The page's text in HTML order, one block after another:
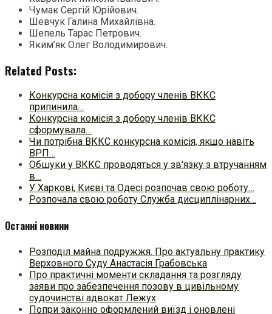
Чумак Сергій Юрійович.
Шевчук Галина Михайлівна.
Шепель Тарас Петрович.
Яким’як Олег Володимирович.
Related Posts:
Конкурсна комісія з добору членів ВККС
припинила…
Конкурсна комісія з добору членів ВККС
сформувала…
Чи потрібна ВККС конкурсна комісія, якщо навіть
ВРП…
Обшуки у ВККС проводяться у зв'язку з втручанням
в…
У Харкові, Києві та Одесі розпочав свою роботу…
Розпочала свою роботу Служба дисциплінарних…
Останні новини
Розподіл майна подружжя. Про актуальну практику
Верховного Суду Анастасія Грабовська
Про практичні моменти складання та розгляду
заяви про забезпечення позову в цивільному
судочинстві адвокат Лежух
Попри законно оформлений виїзд і оновлені